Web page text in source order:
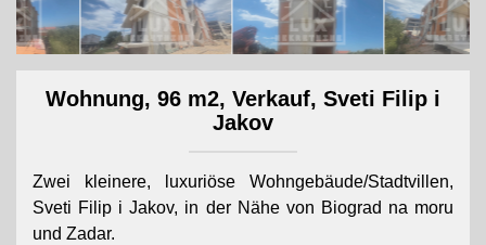
Wohnung, 96 m2, Verkauf, Sveti Filip i
Jakov
Zwei kleinere, luxuriöse Wohngebäude/Stadtvillen,
Sveti Filip i Jakov, in der Nähe von Biograd na moru
und Zadar.